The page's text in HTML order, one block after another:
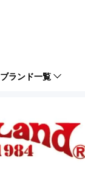
ブランド一覧